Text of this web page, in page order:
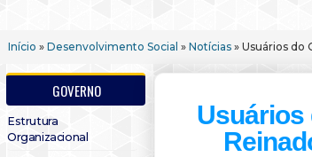
Início » Desenvolvimento Social » Notícias » Usuários do
GOVERNO
Estrutura
Organizacional
Usuários